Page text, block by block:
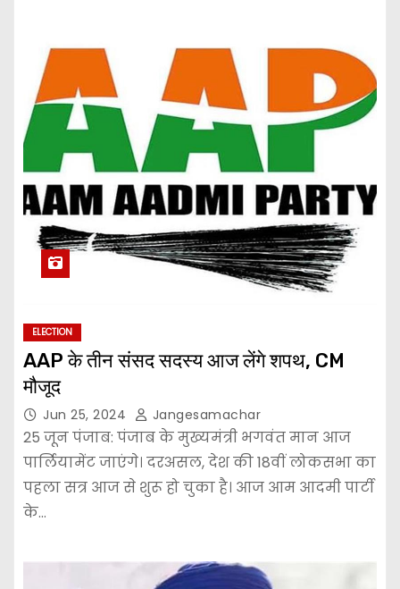
ELECTION
AAP के तीन संसद सदस्य आज लेंगे शपथ, CM
मौजूद
Jun 25, 2024 Jangesamachar
25 जून पंजाब: पंजाब के मुख्यमंत्री भगवंत मान आज
पार्लियामेंट जाएंगे। दरअसल, देश की 18वीं लोकसभा का
पहला सत्र आज से शुरू हो चुका है। आज आम आदमी पार्टी
के…